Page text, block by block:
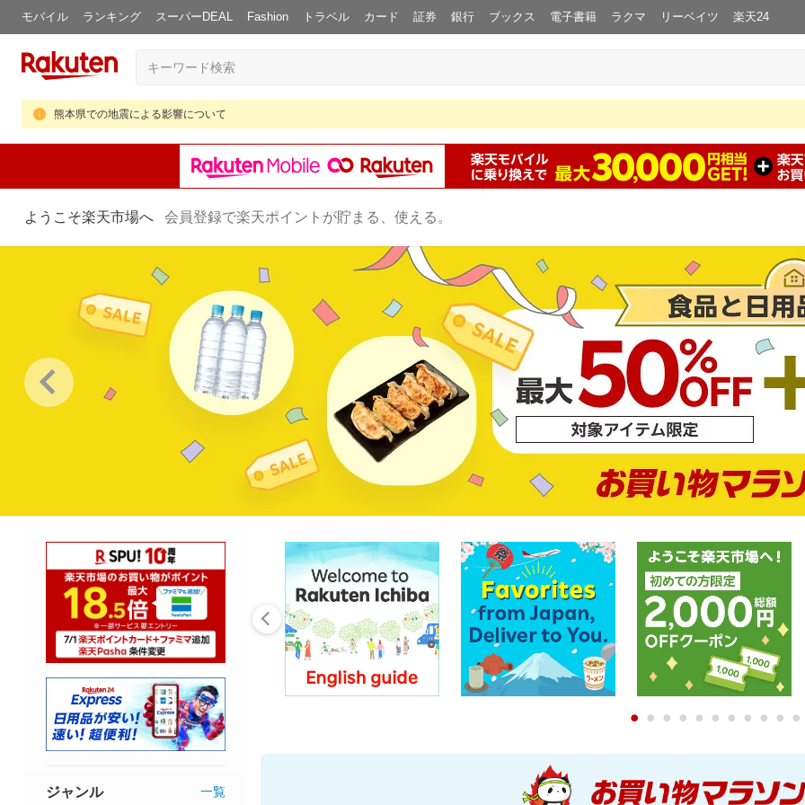
モバイル ランキング スーパーDEAL Fashion トラベル カード 証券 銀行 ブックス 電子書籍 ラクマ リーベイツ 楽天24
熊本県での地震による影響について
ようこそ楽天市場へ 会員登録で楽天ポイントが貯まる、使える。
0 1 2 3 4 5 6 7 8 9
ジャンル 一覧